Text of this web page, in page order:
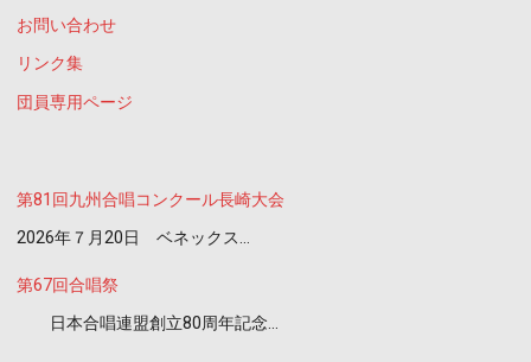
お問い合わせ
リンク集
団員専用ページ
第81回九州合唱コンクール長崎大会
2026年７月20日 ベネックス…
第67回合唱祭
日本合唱連盟創立80周年記念…